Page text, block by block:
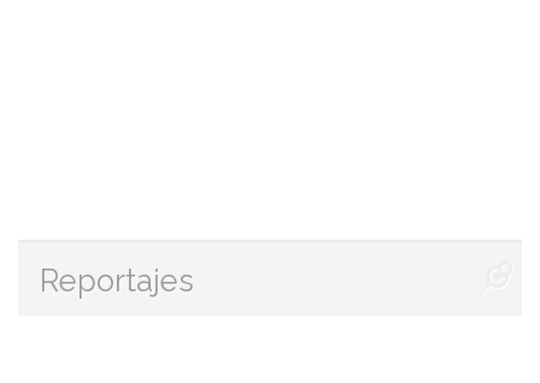
Reportajes